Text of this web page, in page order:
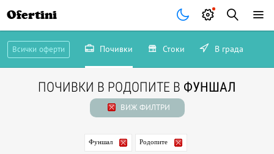
Ofertini
Всички оферти Почивки Стоки В града
ПОЧИВКИ В РОДОПИТЕ В ФУНШАЛ
ВИЖ ФИЛТРИ
Фуншал Родопите